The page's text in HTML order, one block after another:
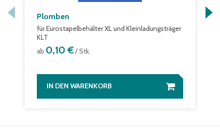
Plomben
für Eurostapelbehälter XL und Kleinladungsträger
KLT
ab 0,10 €/ Stk.
IN DEN WARENKORB